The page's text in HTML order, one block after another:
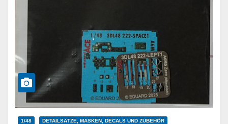
1/48
DETAILSÄTZE, MASKEN, DECALS UND ZUBEHÖR